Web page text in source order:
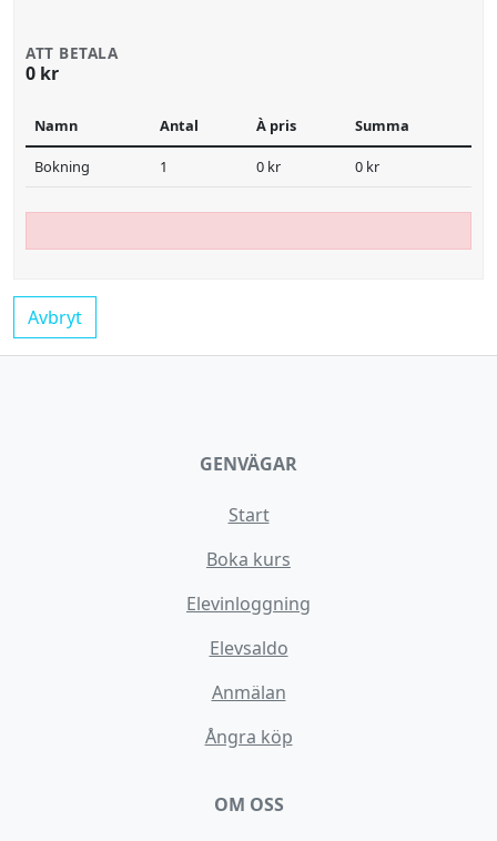
ATT BETALA
0 kr
Namn Antal À pris Summa
Bokning 1 0 kr 0 kr
Avbryt
GENVÄGAR
Start
Boka kurs
Elevinloggning
Elevsaldo
Anmälan
Ångra köp
OM OSS